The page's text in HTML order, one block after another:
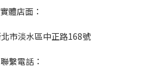
實體店面：
市淡水區中正路168號
聯繫電話：